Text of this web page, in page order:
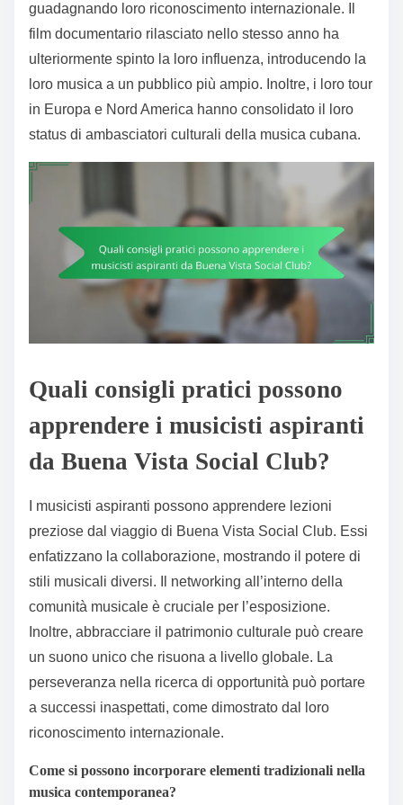
guadagnando loro riconoscimento internazionale. Il
film documentario rilasciato nello stesso anno ha
ulteriormente spinto la loro influenza, introducendo la
loro musica a un pubblico più ampio. Inoltre, i loro tour
in Europa e Nord America hanno consolidato il loro
status di ambasciatori culturali della musica cubana.
Quali consigli pratici possono
apprendere i musicisti aspiranti
da Buena Vista Social Club?
I musicisti aspiranti possono apprendere lezioni
preziose dal viaggio di Buena Vista Social Club. Essi
enfatizzano la collaborazione, mostrando il potere di
stili musicali diversi. Il networking all’interno della
comunità musicale è cruciale per l’esposizione.
Inoltre, abbracciare il patrimonio culturale può creare
un suono unico che risuona a livello globale. La
perseveranza nella ricerca di opportunità può portare
a successi inaspettati, come dimostrato dal loro
riconoscimento internazionale.
Come si possono incorporare elementi tradizionali nella
musica contemporanea?